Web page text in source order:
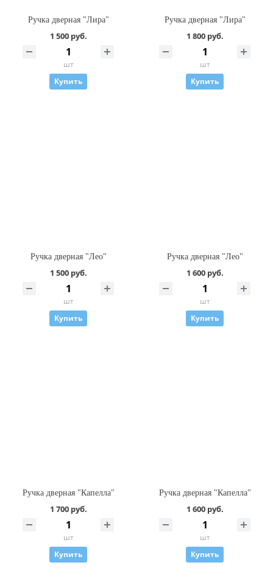
Ручка дверная "Лира"
1 500 руб.
шт
Купить
Ручка дверная "Лира"
1 800 руб.
шт
Купить
Ручка дверная "Лео"
1 500 руб.
шт
Купить
Ручка дверная "Лео"
1 600 руб.
шт
Купить
Ручка дверная "Капелла"
1 700 руб.
шт
Купить
Ручка дверная "Капелла"
1 600 руб.
шт
Купить